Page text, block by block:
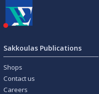
Sakkoulas Publications
Shops
Contact us
Careers